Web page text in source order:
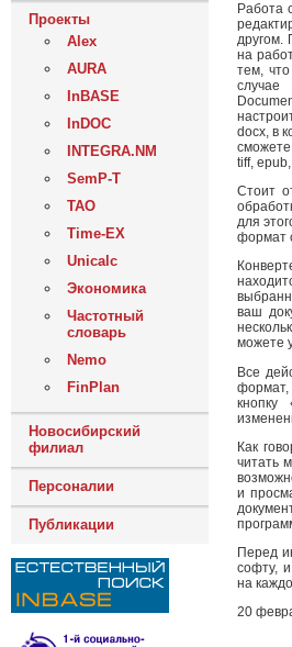
Проекты
Alex
AURA
InBASE
InDOC
INTEGRA.NM
SemP-T
ТАО
Time-EX
Unicalc
Экономика
Частотный
словарь
Nemo
FinPlan
Новосибирский
филиал
Персоналии
Публикации
Работа
другом.
на
тем,
случае
docx, в
сможете
tiff,
Стоит
для
формат
ваш
можете
Все
формат,
кнопку
Как
читать
и
Перед
софту,
на
20